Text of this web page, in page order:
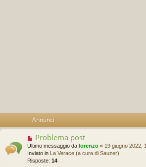
Annunci
Problema post
Ultimo messaggio da lorenzo « 19 giugno 2022,
Inviato in La Verace (a cura di Sauzer)
Risposte: 14